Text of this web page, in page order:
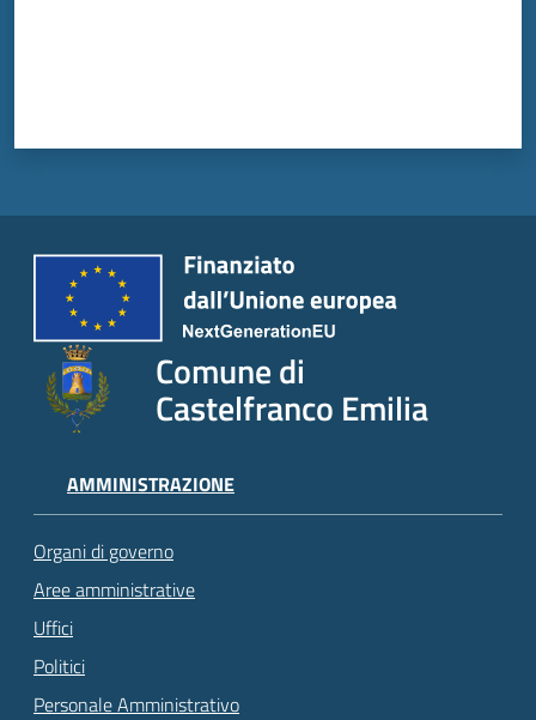
Comune di
Castelfranco Emilia
AMMINISTRAZIONE
Organi di governo
Aree amministrative
Uffici
Politici
Personale Amministrativo